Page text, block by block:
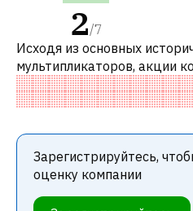
2/7
Исходя из основных
мультипликаторов, акции
сравнению с аналогичными
частности, акция компании
Зарегистрируйтесь,
оценку компании